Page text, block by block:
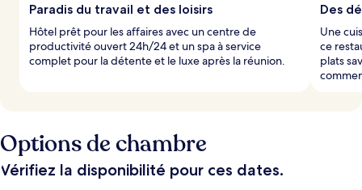
v
s
Paradis du travail et des loisirs
Hôtel prêt pour les affaires avec un centre de
productivité ouvert 24h/24 et un spa à service
complet pour la détente et le luxe après la réunion.
Des
Une
ce
plats
Options de chambre
Vérifiez la disponibilité pour ces dates.